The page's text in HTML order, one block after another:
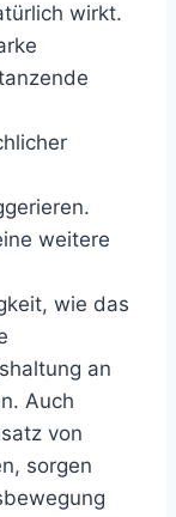
wirkt.
weitere
wie das
an
Auch
von
sorgen